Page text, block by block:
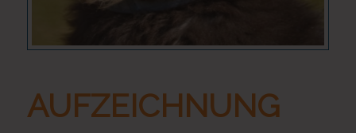
AUFZEICHNUNG